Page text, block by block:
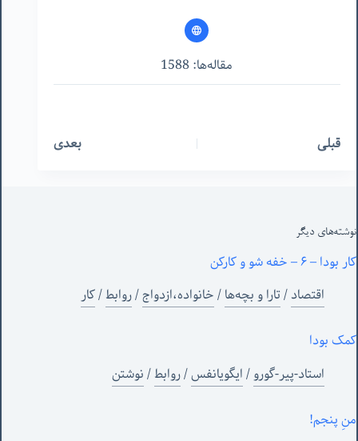
مقاله‌ها: 1588
قبلی بعدی
نوشته‌های‌ دیگر
کار بودا – ۶ – خفه شو و کارکن
اقتصاد/تارا و بچه‌ها/خانواده،ازدواج/روابط/کار
کمک بودا
استاد-پیر-گورو/ایگویانفس/روابط/نوشتن
منِ پنجم!